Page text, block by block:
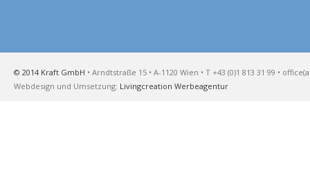
© 2014 Kraft GmbH • Arndtstraße 15 • A-1120 Wien • T +43 (0)1 813 31 99 •
Webdesign und Umsetzung: Livingcreation Werbeagentur